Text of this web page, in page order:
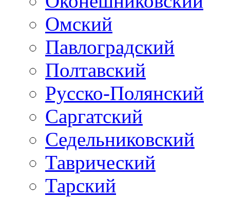
Омский
Павлоградский
Полтавский
Русско-Полянский
Саргатский
Седельниковский
Таврический
Тарский